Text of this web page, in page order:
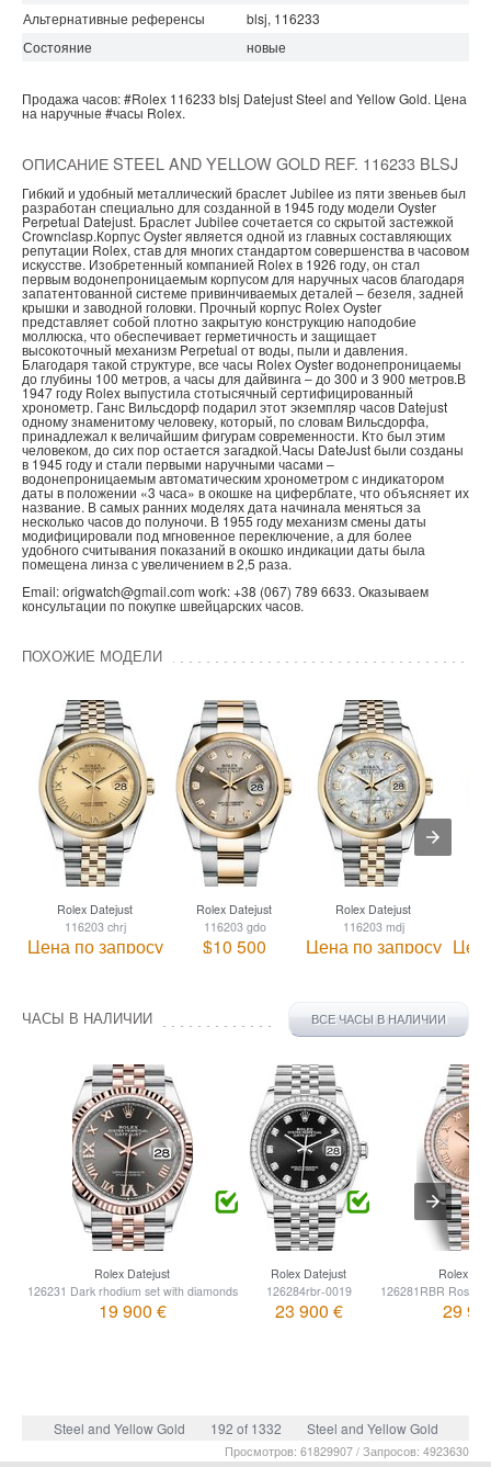
Альтернативные референсы
blsj, 116233
Состояние
новые
Продажа часов:#Rolex 116233 blsj DatejustSteel and Yellow Gold. Цена
на наручные #часы Rolex.
ОПИСАНИЕ STEEL AND YELLOW GOLD REF. 116233 BLSJ
Гибкий и удобный металлический браслет Jubilee из пяти звеньев был
разработан специально для созданной в 1945 году модели Oyster
Perpetual Datejust. Браслет Jubilee сочетается со скрытой застежкой
Crownclasp.Корпус Oyster является одной из главных составляющих
репутации Rolex, став для многих стандартом совершенства в часовом
искусстве. Изобретенный компанией Rolex в 1926 году, он стал
первым водонепроницаемым корпусом для наручных часов благодаря
запатентованной системе привинчиваемых деталей – безеля, задней
крышки и заводной головки. Прочный корпус Rolex Oyster
представляет собой плотно закрытую конструкцию наподобие
моллюска, что обеспечивает герметичность и защищает
высокоточный механизм Perpetual от воды, пыли и давления.
Благодаря такой структуре, все часы Rolex Oyster водонепроницаемы
до глубины 100 метров, а часы для дайвинга – до 300 и 3 900 метров.В
1947 году Rolex выпустила стотысячный сертифицированный
хронометр. Ганс Вильсдорф подарил этот экземпляр часов Datejust
одному знаменитому человеку, который, по словам Вильсдорфа,
принадлежал к величайшим фигурам современности. Кто был этим
человеком, до сих пор остается загадкой.Часы DateJust были созданы
в 1945 году и стали первыми наручными часами –
водонепроницаемым автоматическим хронометром с индикатором
даты в положении «3 часа» в окошке на циферблате, что объясняет их
название. В самых ранних моделях дата начинала меняться за
несколько часов до полуночи. В 1955 году механизм смены даты
модифицировали под мгновенное переключение, а для более
удобного считывания показаний в окошко индикации даты была
помещена линза с увеличением в 2,5 раза.
Email: origwatch@gmail.com work: +38 (067) 789 6633. Оказываем
консультации по покупке швейцарских часов.
ПОХОЖИЕ МОДЕЛИ
Rolex Datejust
116203 chrj
Цена по запросу
Rolex Datejust
116203 gdo
$10 500
Rolex Datejust
116203 mdj
Цена по запросу
ЧАСЫ В НАЛИЧИИ ВСЕ ЧАСЫ В НАЛИЧИИ
Rolex Datejust
126231 Dark rhodium set with diamonds
19 900 €
Rolex Datejust
126284rbr-0019
23 900 €
Rolex
126281RBR Rose
29
Steel and Yellow Gold 192 of 1332 Steel and Yellow Gold
Просмотров: 61829907 / Запросов: 4923630